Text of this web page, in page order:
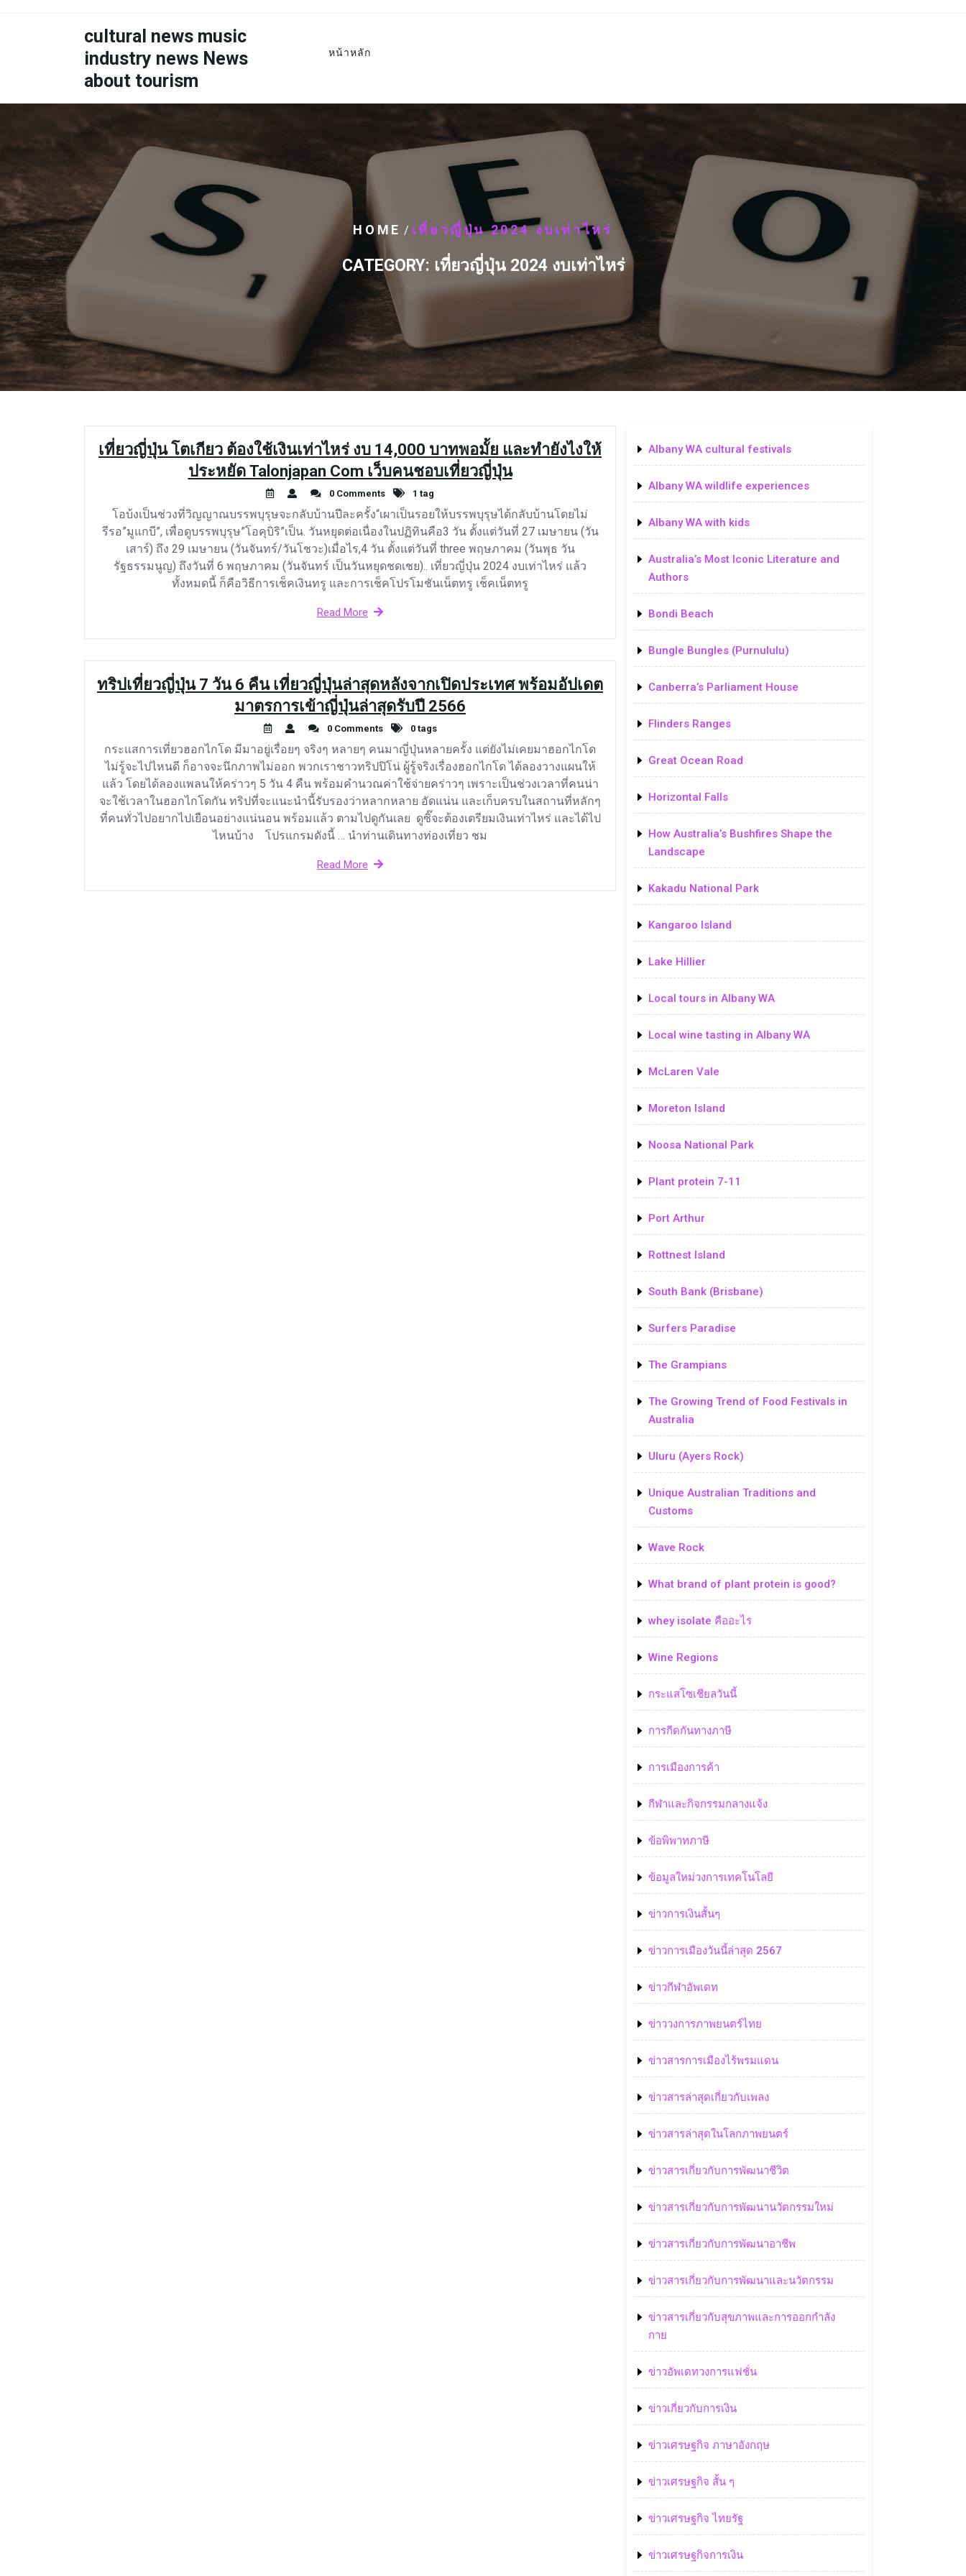
cultural news music
industry news News
about tourism
หน้าหลัก
HOME / เที่ยวญี่ปุ่น 2024 งบเท่าไหร่
CATEGORY: เที่ยวญี่ปุ่น 2024 งบเท่าไหร่
เที่ยวญี่ปุ่น โตเกียว ต้องใช้เงินเท่าไหร่ งบ 14,000 บาทพอมั้ย และทำยังไงให้
ประหยัด Talonjapan Com เว็บคนชอบเที่ยวญี่ปุ่น
0 Comments 1 tag
โอบ้งเป็นช่วงที่วิญญาณบรรพบุรุษจะกลับบ้านปีละครั้ง“เผาเป็นรอยให้บรรพบุรุษได้กลับบ้านโดยไม่
รีรอ”มูแกบี”, เพื่อดูบรรพบุรุษ”โอคุบิริ”เป็น. วันหยุดต่อเนื่องในปฏิทินคือ3 วัน ตั้งแต่วันที่ 27 เมษายน (วัน
เสาร์) ถึง 29 เมษายน (วันจันทร์/วันโชวะ)เมื่อไร,4 วัน ตั้งแต่วันที่ three พฤษภาคม (วันพุธ วัน
รัฐธรรมนูญ) ถึงวันที่ 6 พฤษภาคม (วันจันทร์ เป็นวันหยุดชดเชย).. เที่ยวญี่ปุ่น 2024 งบเท่าไหร่ แล้ว
ทั้งหมดนี้ ก็คือวิธีการเช็คเงินทรู และการเช็คโปรโมชันเน็ตทรู เช็คเน็ตทรู
Read More
ทริปเที่ยวญี่ปุ่น 7 วัน 6 คืน เที่ยวญี่ปุ่นล่าสุดหลังจากเปิดประเทศ พร้อมอัปเดต
มาตรการเข้าญี่ปุ่นล่าสุดรับปี 2566
0 Comments 0 tags
กระแสการเที่ยวฮอกไกโด มีมาอยู่เรื่อยๆ จริงๆ หลายๆ คนมาญี่ปุ่นหลายครั้ง แต่ยังไม่เคยมาฮอกไกโด
ไม่รู้จะไปไหนดี ก็อาจจะนึกภาพไม่ออก พวกเราชาวทริปปิโน่ ผู้รู้จริงเรื่องฮอกไกโด ได้ลองวางแผนให้
แล้ว โดยได้ลองแพลนให้คร่าวๆ 5 วัน 4 คืน พร้อมคำนวณค่าใช้จ่ายคร่าวๆ เพราะเป็นช่วงเวลาที่คนน่า
จะใช้เวลาในฮอกไกโดกัน ทริปที่จะแนะนำนี้รับรองว่าหลากหลาย อัดแน่น และเก็บครบในสถานที่หลักๆ
ที่คนทั่วไปอยากไปเยือนอย่างแน่นอน พร้อมแล้ว ตามไปดูกันเลย ดูซิ๊จะต้องเตรียมเงินเท่าไหร่ และได้ไป
ไหนบ้าง โปรแกรมดังนี้ … นำท่านเดินทางท่องเที่ยว ชม
Read More
Albany WA cultural festivals
Albany WA wildlife experiences
Albany WA with kids
Australia’s Most Iconic Literature and
Authors
Bondi Beach
Bungle Bungles (Purnululu)
Canberra’s Parliament House
Flinders Ranges
Great Ocean Road
Horizontal Falls
How Australia’s Bushfires Shape the
Landscape
Kakadu National Park
Kangaroo Island
Lake Hillier
Local tours in Albany WA
Local wine tasting in Albany WA
McLaren Vale
Moreton Island
Noosa National Park
Plant protein 7-11
Port Arthur
Rottnest Island
South Bank (Brisbane)
Surfers Paradise
The Grampians
The Growing Trend of Food Festivals in
Australia
Uluru (Ayers Rock)
Unique Australian Traditions and
Customs
Wave Rock
What brand of plant protein is good?
whey isolate คืออะไร
Wine Regions
กระแสโซเชียลวันนี้
การกีดกันทางภาษี
การเมืองการค้า
กีฬาและกิจกรรมกลางแจ้ง
ข้อพิพาทภาษี
ข้อมูลใหม่วงการเทคโนโลยี
ข่าวการเงินสั้นๆ
ข่าวการเมืองวันนี้ล่าสุด 2567
ข่าวกีฬาอัพเดท
ข่าววงการภาพยนตร์ไทย
ข่าวสารการเมืองไร้พรมแดน
ข่าวสารล่าสุดเกี่ยวกับเพลง
ข่าวสารล่าสุดในโลกภาพยนตร์
ข่าวสารเกี่ยวกับการพัฒนาชีวิต
ข่าวสารเกี่ยวกับการพัฒนานวัตกรรมใหม่
ข่าวสารเกี่ยวกับการพัฒนาอาชีพ
ข่าวสารเกี่ยวกับการพัฒนาและนวัตกรรม
ข่าวสารเกี่ยวกับสุขภาพและการออกกำลัง
กาย
ข่าวอัพเดทวงการแฟชั่น
ข่าวเกี่ยวกับการเงิน
ข่าวเศรษฐกิจ ภาษาอังกฤษ
ข่าวเศรษฐกิจ สั้น ๆ
ข่าวเศรษฐกิจ ไทยรัฐ
ข่าวเศรษฐกิจการเงิน